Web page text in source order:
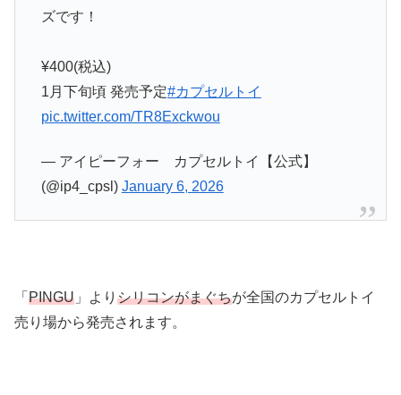
ズです！
¥400(税込)
1月下旬頃 発売予定#カプセルトイ
pic.twitter.com/TR8Exckwou
— アイピーフォー カプセルトイ【公式】
(@ip4_cpsl) January 6, 2026
「 PINGU 」より シリコンがまぐちが全国のカプセルトイ
売り場から発売されます。